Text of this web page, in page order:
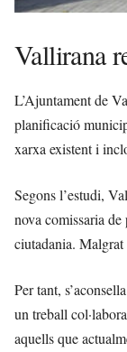
Vallirana
L’Ajuntament de
planificació
xarxa existent i
Segons l’estudi,
nova comissaria
ciutadania. Malgrat
Per tant,
un treball
aquells que